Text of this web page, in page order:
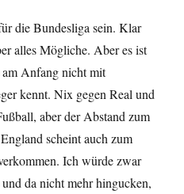
die Bundesliga sein. Klar
alles Mögliche. Aber es ist
Anfang nicht mit
kennt. Nix gegen Real und
aber der Abstand zum
scheint auch zum
Ich würde zwar
da nicht mehr hingucken,